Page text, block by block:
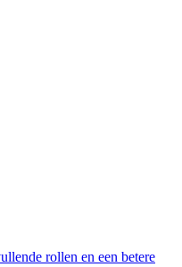
rollen en een betere